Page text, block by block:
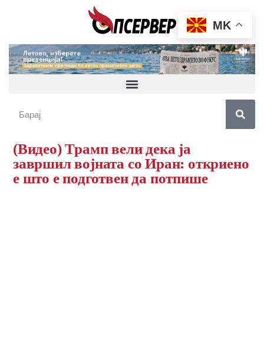
(Видео) Трамп вели дека ја
завршил војната со Иран: откриено
е што е подготвен да потпише
MK